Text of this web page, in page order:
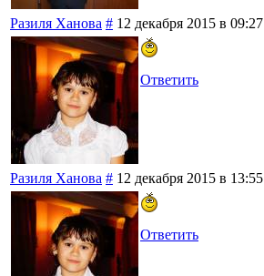
Разиля Ханова # 12 декабря 2015 в 09:27
Ответить
Разиля Ханова # 12 декабря 2015 в 13:55
Ответить